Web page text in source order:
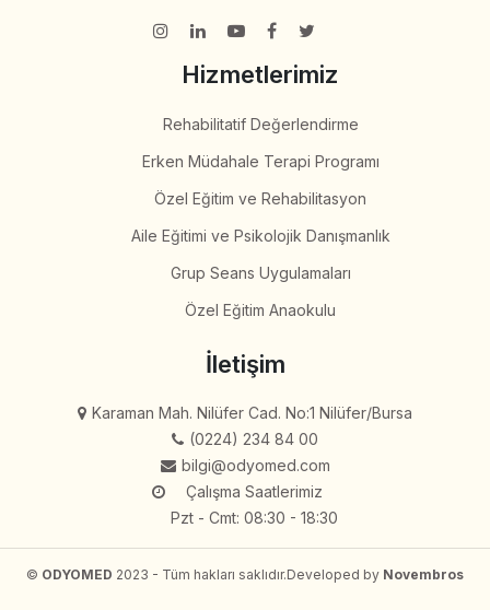
Hizmetlerimiz
Rehabilitatif Değerlendirme
Erken Müdahale Terapi Programı
Özel Eğitim ve Rehabilitasyon
Aile Eğitimi ve Psikolojik Danışmanlık
Grup Seans Uygulamaları
Özel Eğitim Anaokulu
İletişim
Karaman Mah. Nilüfer Cad. No:1 Nilüfer/Bursa
(0224) 234 84 00
bilgi@odyomed.com
Çalışma Saatlerimiz
Pzt - Cmt: 08:30 - 18:30
© ODYOMED 2023 - Tüm hakları saklıdır.Developed by Novembros